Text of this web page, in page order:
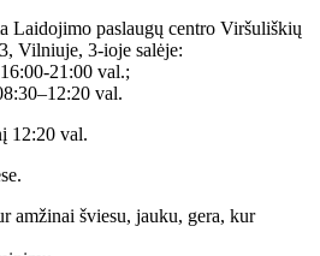
Laidojimo paslaugų centro Viršuliškių
Vilniuje, 3-ioje salėje:
21:00 val.;
val.
12:20 val.
amžinai šviesu, jauku, gera, kur